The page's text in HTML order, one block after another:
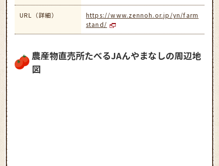
URL（詳細）
https://www.zennoh.or.jp/yn/farm
stand/
農産物直売所たべるJAんやまなしの周辺地
図